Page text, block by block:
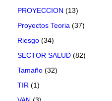
PROYECCION (13)
Proyectos Teoria (37)
Riesgo (34)
SECTOR SALUD (82)
Tamaño (32)
TIR (1)